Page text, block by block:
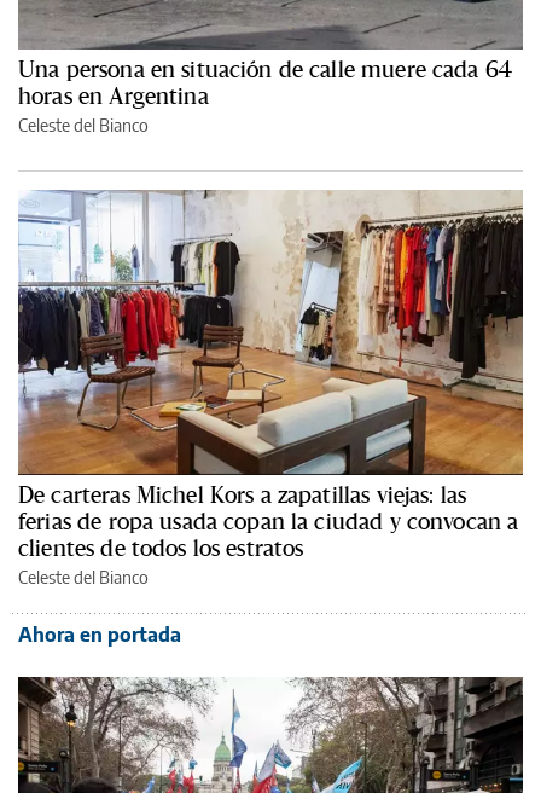
Una persona en situación de calle muere cada 64
horas en Argentina
Celeste del Bianco
De carteras Michel Kors a zapatillas viejas: las
ferias de ropa usada copan la ciudad y convocan a
clientes de todos los estratos
Celeste del Bianco
Ahora en portada